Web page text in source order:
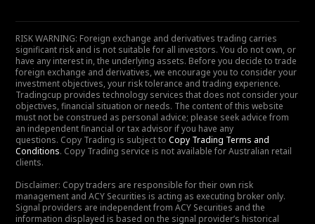
RISK WARNING: Foreign exchange and derivatives trading carries
significant risk and is not suitable for all investors. You do not own, or
have any interest in, the underlying assets. Before you decide to trade
foreign exchange and derivatives, we encourage you to consider your
investment objectives, your risk tolerance and trading experience.
Tradingcup provides technology services that does not consider your
objectives, financial situation or needs. The content of this website
must not be construed as personal advice; please seek advice from
an independent financial or tax advisor if you have any
questions. Copy Trading is subject to Copy Trading Terms and
Conditions. Copy Trading service is not available for Australian retail
clients.
Disclaimer: Copy traders are responsible for their own risk
management and ACY Securities is acting as executing broker only.
Signal providers are independent from ACY Securities and the
information displayed is based on the signal provider’s historical